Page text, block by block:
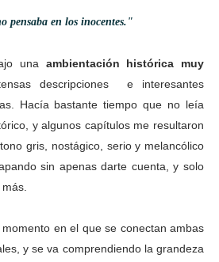
pensaba en los inocentes."
una ambientación histórica muy
descripciones e interesantes
Hacía bastante tiempo que no leía
y algunos capítulos me resultaron
gris, nostágico, serio y melancólico
sin apenas darte cuenta, y solo
en el que se conectan ambas
y se va comprendiendo la grandeza